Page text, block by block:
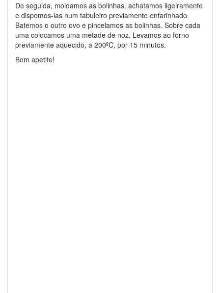
De seguida, moldamos as bolinhas, achatamos ligeiramente
e dispomos-las num tabuleiro previamente enfarinhado.
Batemos o outro ovo e pincelamos as bolinhas. Sobre cada
uma colocamos uma metade de noz. Levamos ao forno
previamente aquecido, a 200ºC, por 15 minutos.
Bom apetite!